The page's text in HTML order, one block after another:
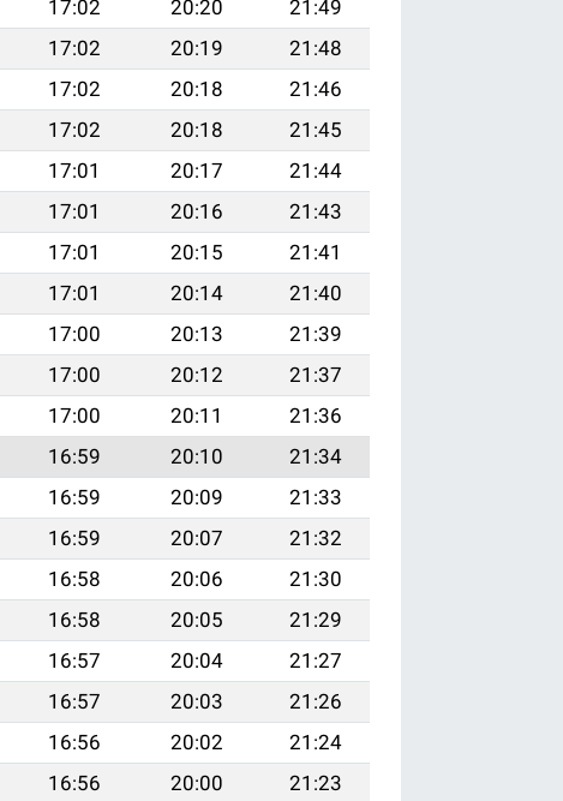
17:02 20:20
21:49
17:02 20:19
21:48
17:02 20:18
21:46
17:02 20:18
21:45
17:01 20:17
21:44
17:01 20:16
21:43
17:01 20:15
21:41
17:01 20:14
21:40
17:00 20:13
21:39
17:00 20:12
21:37
17:00 20:11
21:36
16:59 20:10
21:34
16:59 20:09
21:33
16:59 20:07
21:32
16:58 20:06
21:30
16:58 20:05
21:29
16:57 20:04
21:27
16:57 20:03
21:26
16:56 20:02
21:24
16:56 20:00
21:23